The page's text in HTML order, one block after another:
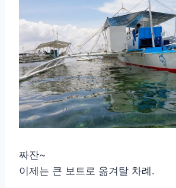
짜잔~
이제는 큰 보트로 옮겨탈 차례.